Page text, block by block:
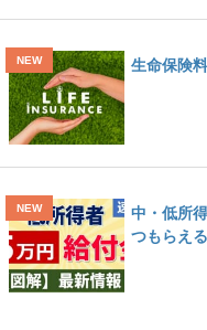
生命保険
中・低所
つもらえ